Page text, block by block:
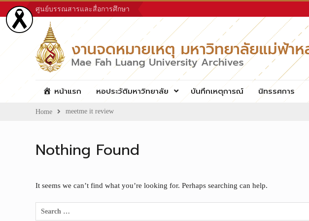
to
content
ศูนย์บรรณสารและสื่อการศึกษา
หน้าแรก หอประวัติมหาวิทยาลัย บันทึกเหตุการณ์ นิทรรศการ
Home meetme it review
Nothing Found
It seems we can’t find what you’re looking for. Perhaps searching can help.
Search
for: